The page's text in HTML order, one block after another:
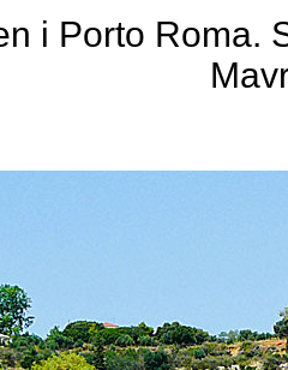
i Porto Roma.